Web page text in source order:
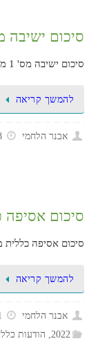
סיכום ישיבה מס' 1 מיום
סיכום ישיבה מס' 1 מיום 15.12.21
להמשך קריאה
אבנר הלחמי
סיכום אסיפה
סיכום אסיפה כללית מיום
להמשך קריאה
אבנר הלחמי
2022
, הודעות